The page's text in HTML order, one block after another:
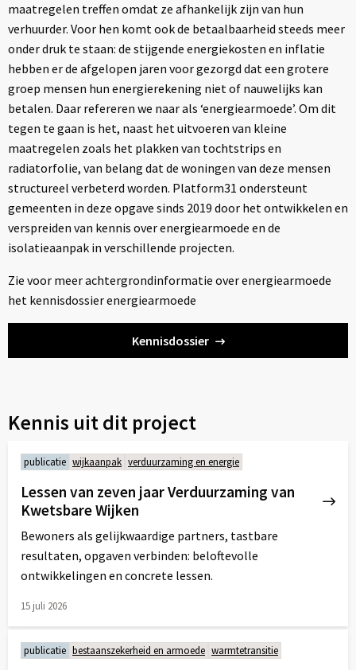
maatregelen treffen omdat ze afhankelijk zijn van hun
verhuurder. Voor hen komt ook de betaalbaarheid steeds meer
onder druk te staan: de stijgende energiekosten en inflatie
hebben er de afgelopen jaren voor gezorgd dat een grotere
groep mensen hun energierekening niet of nauwelijks kan
betalen. Daar refereren we naar als ‘energiearmoede’. Om dit
tegen te gaan is het, naast het uitvoeren van kleine
maatregelen zoals het plakken van tochtstrips en
radiatorfolie, van belang dat de woningen van deze mensen
structureel verbeterd worden. Platform31 ondersteunt
gemeenten in deze opgave sinds 2019 door het ontwikkelen en
verspreiden van kennis over energiearmoede en de
isolatieaanpak in verschillende projecten.
Zie voor meer achtergrondinformatie over energiearmoede
het kennisdossier energiearmoede
Kennisdossier
Kennis uit dit project
publicatie wijkaanpak verduurzaming en energie
Lessen van zeven jaar Verduurzaming van
Kwetsbare Wijken
Bewoners als gelijkwaardige partners, tastbare
resultaten, opgaven verbinden: beloftevolle
ontwikkelingen en concrete lessen.
15 juli 2026
meer
over
publicatie bestaanszekerheid en armoede warmtetransitie